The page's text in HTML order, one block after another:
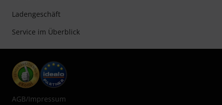
Ladengeschäft
Service im Überblick
AGB/Impressum